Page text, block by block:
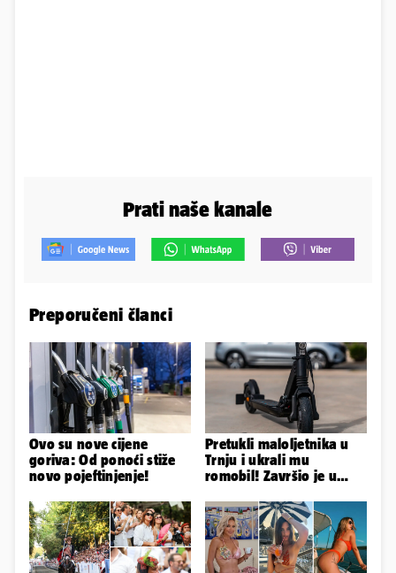
Prati naše kanale
Preporučeni članci
Ovo su nove cijene
goriva: Od ponoći stiže
novo pojeftinjenje!
Pretukli maloljetnika u
Trnju i ukrali mu
romobil! Završio je u